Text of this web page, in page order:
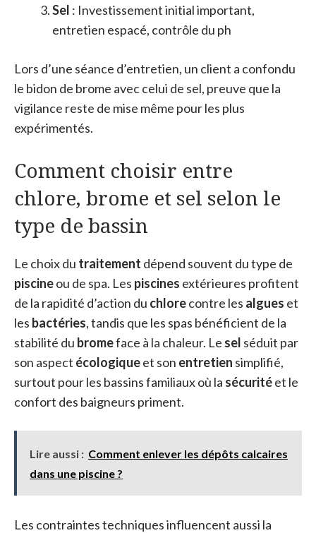
Sel : Investissement initial important,
entretien espacé, contrôle du ph
Lors d’une séance d’entretien, un client a confondu
le bidon de brome avec celui de sel, preuve que la
vigilance reste de mise même pour les plus
expérimentés.
Comment choisir entre
chlore, brome et sel selon le
type de bassin
Le choix du traitement dépend souvent du type de
piscineou de spa. Les piscines extérieures profitent
de la rapidité d’action du chlorecontre les algues et
les bactéries, tandis que les spas bénéficient de la
stabilité du bromeface à la chaleur. Le sel séduit par
son aspect écologiqueet son entretien simplifié,
surtout pour les bassins familiaux où la sécuritéet le
confort des baigneurs priment.
Lire aussi : Comment enlever les dépôts calcaires
dans une piscine ?
Les contraintes techniques influencent aussi la